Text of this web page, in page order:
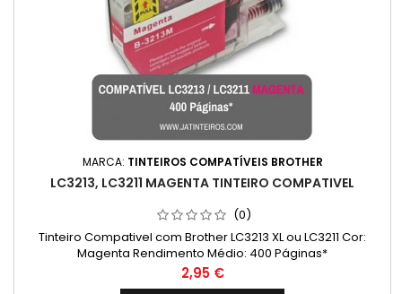
MARCA: TINTEIROS COMPATÍVEIS BROTHER
LC3213, LC3211 MAGENTA TINTEIRO COMPATIVEL
(0)
Tinteiro Compativel com Brother LC3213 XL ou LC3211 Cor:
Magenta Rendimento Médio: 400 Páginas*
Preço
2,95 €